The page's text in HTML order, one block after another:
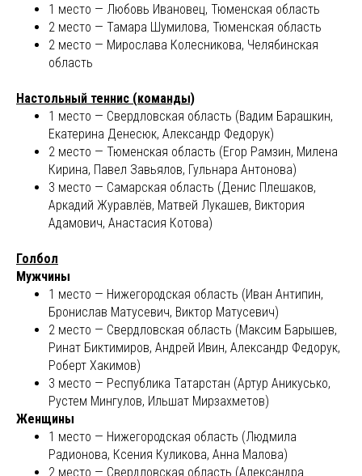
1 место — Любовь Ивановец, Тюменская область
2 место — Тамара Шумилова, Тюменская область
2 место — Мирослава Колесникова, Челябинская
область
Настольный теннис (команды)
1 место — Свердловская область (Вадим Барашкин,
Екатерина Денесюк, Александр Федорук)
2 место — Тюменская область (Егор Рамзин, Милена
Кирина, Павел Завьялов, Гульнара Антонова)
3 место — Самарская область (Денис Плешаков,
Аркадий Журавлёв, Матвей Лукашев, Виктория
Адамович, Анастасия Котова)
Голбол
Мужчины
1 место — Нижегородская область (Иван Антипин,
Бронислав Матусевич, Виктор Матусевич)
2 место — Свердловская область (Максим Барышев,
Ринат Биктимиров, Андрей Ивин, Александр Федорук,
Роберт Хакимов)
3 место — Республика Татарстан (Артур Аникусько,
Рустем Мингулов, Ильшат Мирзахметов)
Женщины
1 место — Нижегородская область (Людмила
Радионова, Ксения Куликова, Анна Малова)
2 место — Свердловская область (Александра